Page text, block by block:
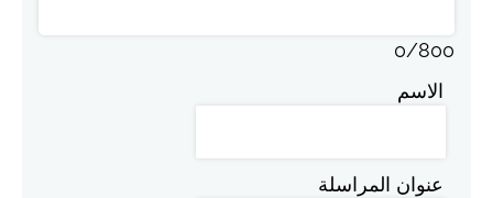
0/800
الاسم
عنوان المراسلة